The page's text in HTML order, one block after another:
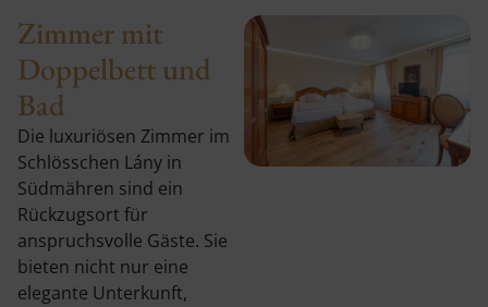
Zimmer mit
Doppelbett und
Bad
Die luxuriösen Zimmer im
Schlösschen Lány in
Südmähren sind ein
Rückzugsort für
anspruchsvolle Gäste. Sie
bieten nicht nur eine
elegante Unterkunft,